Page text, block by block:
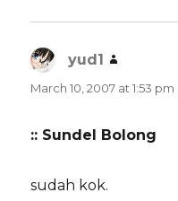
yud1
March 10, 2007 at 1:53 pm
:: Sundel Bolong
sudah kok.